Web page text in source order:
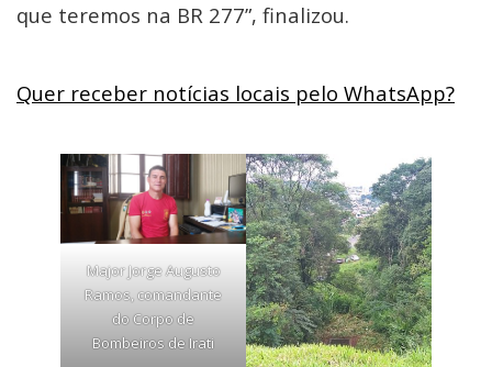
que teremos na BR 277”, finalizou.
Quer receber notícias locais pelo WhatsApp?
Major Jorge Augusto
Ramos, comandante
do Corpo de
Bombeiros de Irati